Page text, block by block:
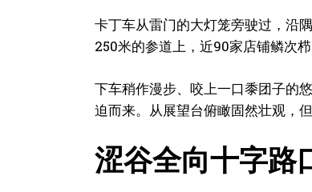
卡丁车从雷门的大灯笼旁驶过，沿
250米的参道上，近90家店铺鳞次
下车稍作漫步、咬上一口黍团子的
迫而来。从展望台俯瞰固然壮观，
涩谷全向十字路